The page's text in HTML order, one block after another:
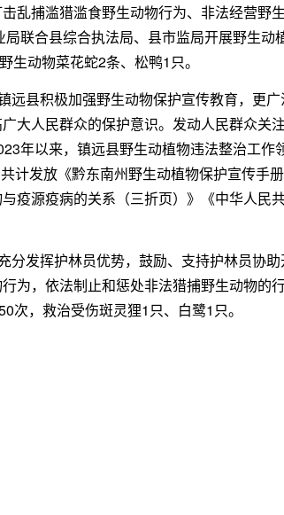
乱捕滥猎滥食野生动物行为、非法经营野
联合县综合执法局、县市监局开展野生动
生动物菜花蛇2条、松鸭1只。
远县积极加强野生动物保护宣传教育，更
大人民群众的保护意识。发动人民群众关
年以来，镇远县野生动植物违法整治工作
计发放《黔东南州野生动植物保护宣传手
疫源疫病的关系（三折页）》《中华人民
分发挥护林员优势，鼓励、支持护林员协
为，依法制止和惩处非法猎捕野生动物的
次，救治受伤斑灵狸1只、白鹭1只。